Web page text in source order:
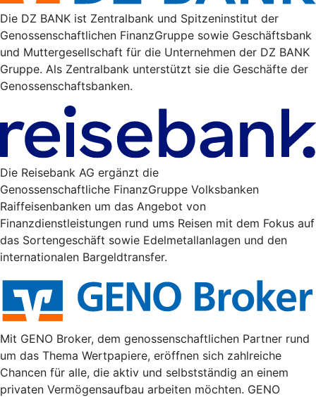
Die DZ BANK ist Zentralbank und Spitzeninstitut der
Genossenschaftlichen FinanzGruppe sowie Geschäftsbank
und Muttergesellschaft für die Unternehmen der DZ BANK
Gruppe. Als Zentralbank unterstützt sie die Geschäfte der
Genossenschaftsbanken.
Die Reisebank AG ergänzt die
Genossenschaftliche FinanzGruppe Volksbanken
Raiffeisenbanken um das Angebot von
Finanzdienstleistungen rund ums Reisen mit dem Fokus auf
das Sortengeschäft sowie Edelmetallanlagen und den
internationalen Bargeldtransfer.
Mit GENO Broker, dem genossenschaftlichen Partner rund
um das Thema Wertpapiere, eröffnen sich zahlreiche
Chancen für alle, die aktiv und selbstständig an einem
privaten Vermögensaufbau arbeiten möchten. GENO